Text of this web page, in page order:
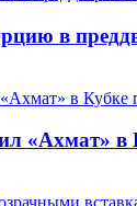
в
«Ахмат» в